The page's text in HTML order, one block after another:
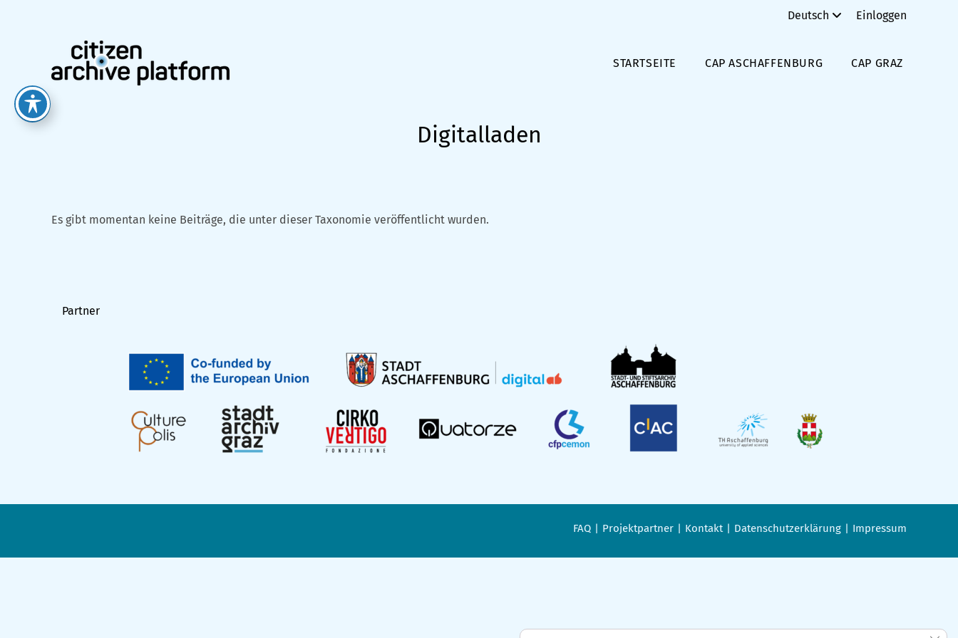
Deutsch Einloggen
STARTSEITE CAP ASCHAFFENBURG CAP GRAZ
Digitalladen
Es gibt momentan keine Beiträge, die unter dieser Taxonomie veröffentlicht wurden.
Partner
FAQ Projektpartner Kontakt Datenschutzerklärung Impressum